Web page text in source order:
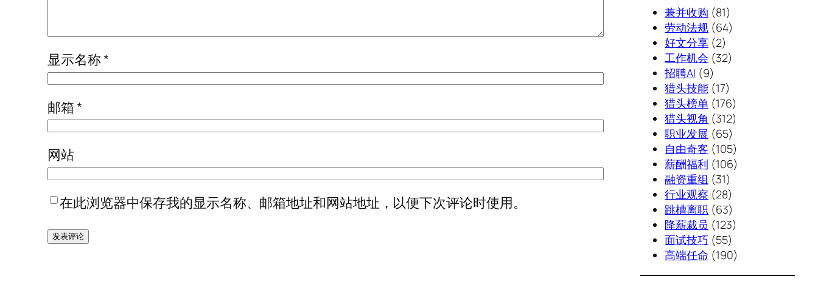
显示名称*
邮箱*
网站
在此浏览器中保存我的显示名称、邮箱地址和网站地址，以便下次评论时使用。
兼并收购 (81)
劳动法规 (64)
好文分享 (2)
工作机会 (32)
招聘AI (9)
猎头技能 (17)
猎头榜单 (176)
猎头视角 (312)
职业发展 (65)
自由奇客 (105)
薪酬福利 (106)
融资重组 (31)
行业观察 (28)
跳槽离职 (63)
降薪裁员 (123)
面试技巧 (55)
高端任命 (190)